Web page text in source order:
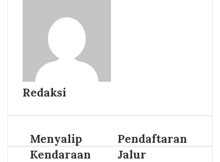
Redaksi
Menyalip
Kendaraan
Pendaftaran
Jalur